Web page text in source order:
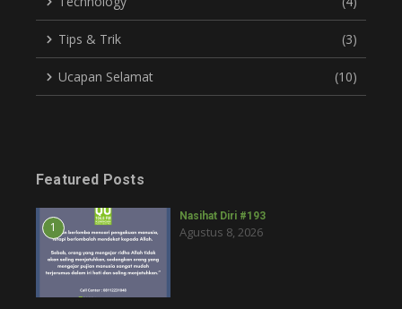
Tips & Trik (3)
Ucapan Selamat (10)
Featured Posts
1
Nasihat Diri #193
Agustus 8, 2026